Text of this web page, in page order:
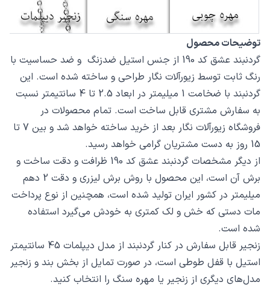
توضیحات محصول
گردنبند عشق کد 190 از جنس استیل ضدزنگ و ضد حساسیت با
رنگ ثابت توسط زیورآلات نگار طراحی و ساخته شده است. این
گردنبند با ضخامت 1 میلیمتر در ابعاد 2.5 تا 4 سانتیمتر نسبت
به سفارش مشتری قابل ساخت است. تمام محصولات در
فروشگاه زیورآلات نگار بعد از خرید ساخته خواهد شد و بین 7 تا
15 روز به دست مشتریان گرامی خواهد رسید.
از دیگر مشخصات گردنبند عشق کد 190 ظرافت و دقت ساخت و
برش آن است، این محصول با روش برش لیزری و دقت 2 دهم
میلیمتر در کشور ایران تولید شده است، همچنین از نوع پرداخت
مات دستی که خش و لک کمتری به خودش می‌گیرد استفاده
شده است.
زنجیر قابل سفارش در کنار گردنبند از مدل دیپلمات 45 سانتیمتر
استیل با قفل طوطی است، در صورت تمایل از بخش بند و زنجیر
مدل‌های دیگری از زنجیر یا مهره سنگ را انتخاب کنید.